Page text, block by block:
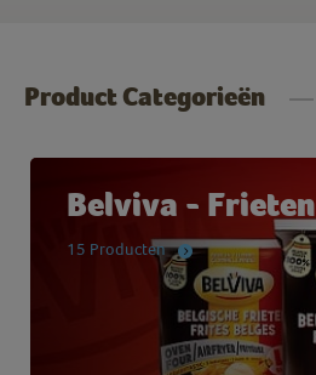
Product Categorieën
Belviva - Frieten
15 Producten